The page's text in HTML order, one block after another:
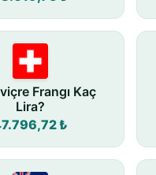
Frangı Kaç
Lira?
₺